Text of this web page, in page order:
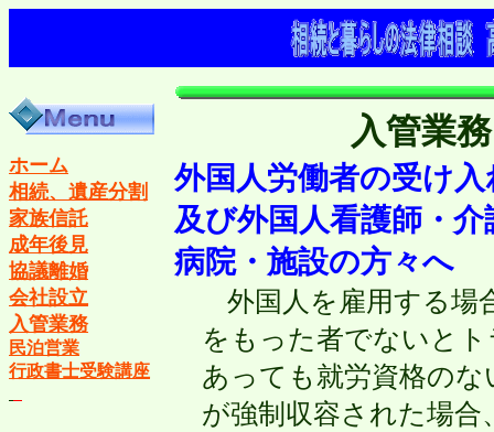
ホーム
相続、遺産分割
家族信託
成年後見
協議離婚
会社設立
入管業務
民泊営業
行政書士受験講座
入管業務
外国人労働者の受け
及び外国人看護師・
病院・施設の方々へ
外国人を雇用する場
をもった者でないとト
あっても就労資格のな
が強制収容された場合